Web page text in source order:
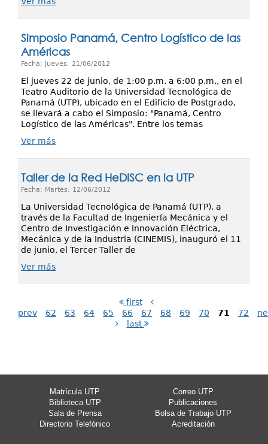
Simposio Panamá, Centro Logístico de las
Américas
Fecha: Jueves, 21/06/2012
El jueves 22 de junio, de 1:00 p.m. a 6:00 p.m., en el
Teatro Auditorio de la Universidad Tecnológica de
Panamá (UTP), ubicado en el Edificio de Postgrado,
se llevará a cabo el Simposio: "Panamá, Centro
Logístico de las Américas". Entre los temas
Ver más
Taller de la Red HeDISC en la UTP
Fecha: Martes, 12/06/2012
La Universidad Tecnológica de Panamá (UTP), a
través de la Facultad de Ingeniería Mecánica y el
Centro de Investigación e Innovación Eléctrica,
Mecánica y de la Industria (CINEMIS), inauguró el 11
de junio, el Tercer Taller de
Ver más
first
prev
62 63 64 65 66 67 68 69 70 71 72
last
Matrícula UTP
Correo UTP
Biblioteca UTP
Publicaciones
Sala de Prensa
Bolsa de Trabajo UTP
Directorio Telefónico
Acreditación